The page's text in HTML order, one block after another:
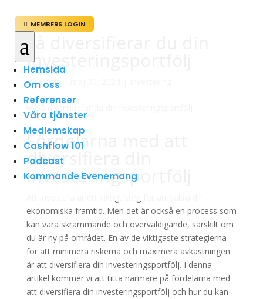
 MEMBERS LOGIN
a
Hemsida
Om oss
Referenser
Våra tjänster
Medlemskap
Cashflow 101
Podcast
Kommande Evenemang
Så diversifierar du din
investeringsportfölj
avadmin
Fördelarna med att
diversifiera din
investeringsportfölj
ekonomiska framtid. Men det är också en process som
kan vara skrämmande och överväldigande, särskilt om
du är ny på området. En av de viktigaste strategierna
för att minimera riskerna och maximera avkastningen
är att diversifiera din investeringsportfölj. I denna
artikel kommer vi att titta närmare på fördelarna med
att diversifiera din investeringsportfölj och hur du kan